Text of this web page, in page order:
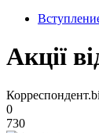
Акції
0
730